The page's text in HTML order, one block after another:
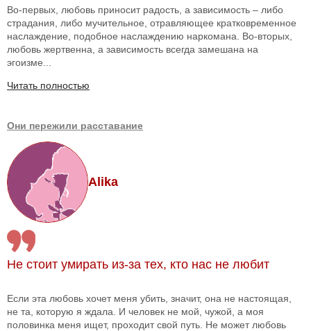
Во-первых, любовь приносит радость, а зависимость – либо
страдания, либо мучительное, отравляющее кратковременное
наслаждение, подобное наслаждению наркомана. Во-вторых,
любовь жертвенна, а зависимость всегда замешана на
эгоизме...
Читать полностью
Они пережили расставание
Alika
Не стоит умирать из-за тех, кто нас не любит
Если эта любовь хочет меня убить, значит, она не настоящая,
не та, которую я ждала. И человек не мой, чужой, а моя
половинка меня ищет, проходит свой путь. Не может любовь